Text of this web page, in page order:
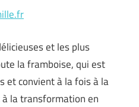
et les plus
la framboise, qui est
et convient à la fois à la
la transformation en